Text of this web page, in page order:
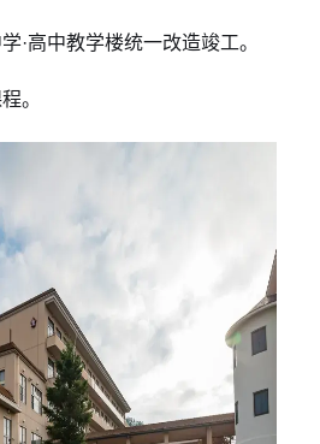
·高中教学楼统一改造竣工。
。